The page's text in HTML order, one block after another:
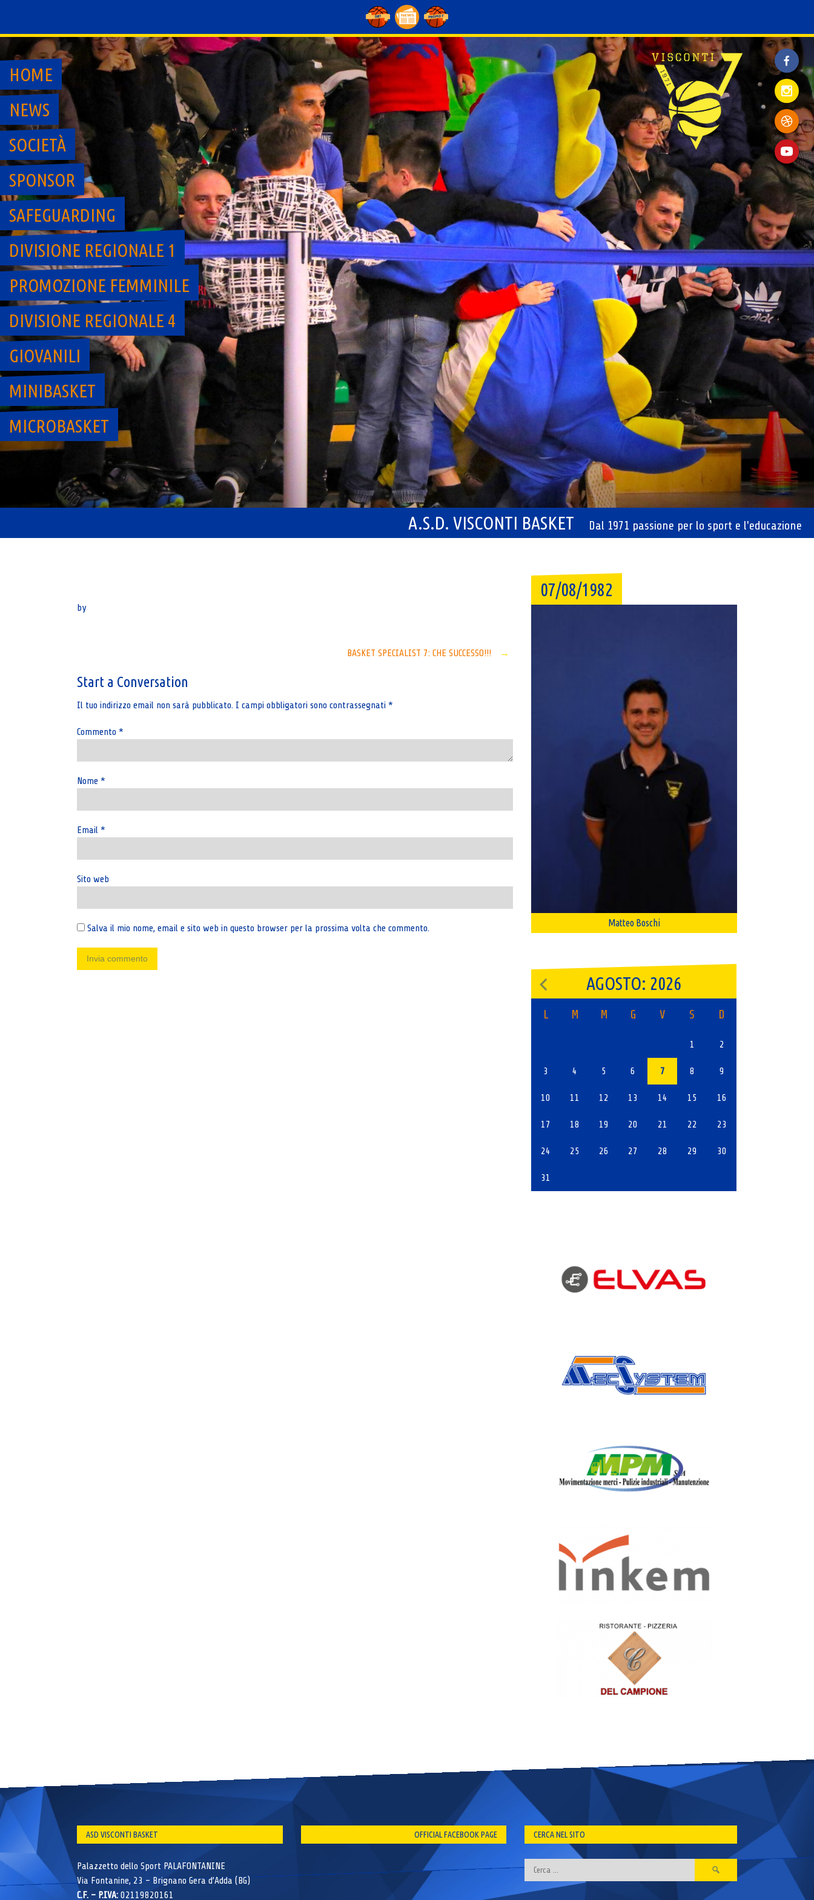
content
A.S.D. VISCONTI BASKET Dal 1971 passione per lo sport e l'educazione
HOME
NEWS
SOCIETÀ
SPONSOR
SAFEGUARDING
DIVISIONE REGIONALE 1
PROMOZIONE FEMMINILE
DIVISIONE REGIONALE 4
GIOVANILI
MINIBASKET
MICROBASKET
by
navigation
BASKET SPECIALIST 7: CHE SUCCESSO!!! →
Start a Conversation
Il tuo indirizzo email non sarà pubblicato. I campi obbligatori sono contrassegnati *
Commento *
Nome *
Email *
Sito web
Salva il mio nome, email e sito web in questo browser per la prossima volta che commento.
07/08/1982
Matteo Boschi
AGOSTO: 2026
L M M G V S D
1 2
3 4 5 6 7 8 9
10 11 12 13 14 15 16
17 18 19 20 21 22 23
24 25 26 27 28 29 30
31
ASD VISCONTI BASKET
Palazzetto dello Sport PALAFONTANINE
Via Fontanine, 23 – Brignano Gera d’Adda (BG)
C.F. – P.IVA: 02119820161
OFFICIAL FACEBOOK PAGE CERCA NEL SITO
Ricerca
per: